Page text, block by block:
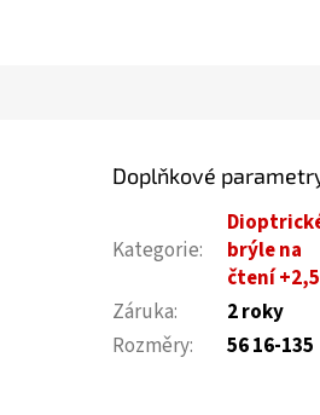
Doplňkové
Kategorie:
brýle na
čtení
Záruka:
2 roky
Rozměry: 56 16-135